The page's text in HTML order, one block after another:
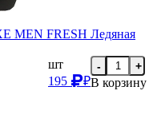
MEN FRESH Ледяная
шт
195
₽
- +
В корзину